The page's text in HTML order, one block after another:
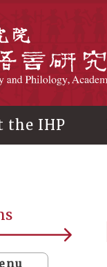
the IHP